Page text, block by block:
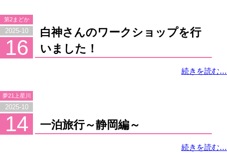
第2まどか
2025-10
16
白神さんのワークショップを行
いました！
続きを読む…
夢21上星川
2025-10
14 一泊旅行～静岡編～
続きを読む…